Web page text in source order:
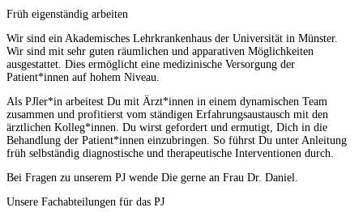
Früh eigenständig arbeiten
Wir sind ein Akademisches Lehrkrankenhaus der Universität in Münster.
Wir sind mit sehr guten räumlichen und apparativen Möglichkeiten
ausgestattet. Dies ermöglicht eine medizinische Versorgung der
Patient*innen auf hohem Niveau.
Als PJler*in arbeitest Du mit Ärzt*innen in einem dynamischen Team
zusammen und profitierst vom ständigen Erfahrungsaustausch mit den
ärztlichen Kolleg*innen. Du wirst gefordert und ermutigt, Dich in die
Behandlung der Patient*innen einzubringen. So führst Du unter Anleitung
früh selbständig diagnostische und therapeutische Interventionen durch.
Bei Fragen zu unserem PJ wende Die gerne an Frau Dr. Daniel.
Unsere Fachabteilungen für das PJ